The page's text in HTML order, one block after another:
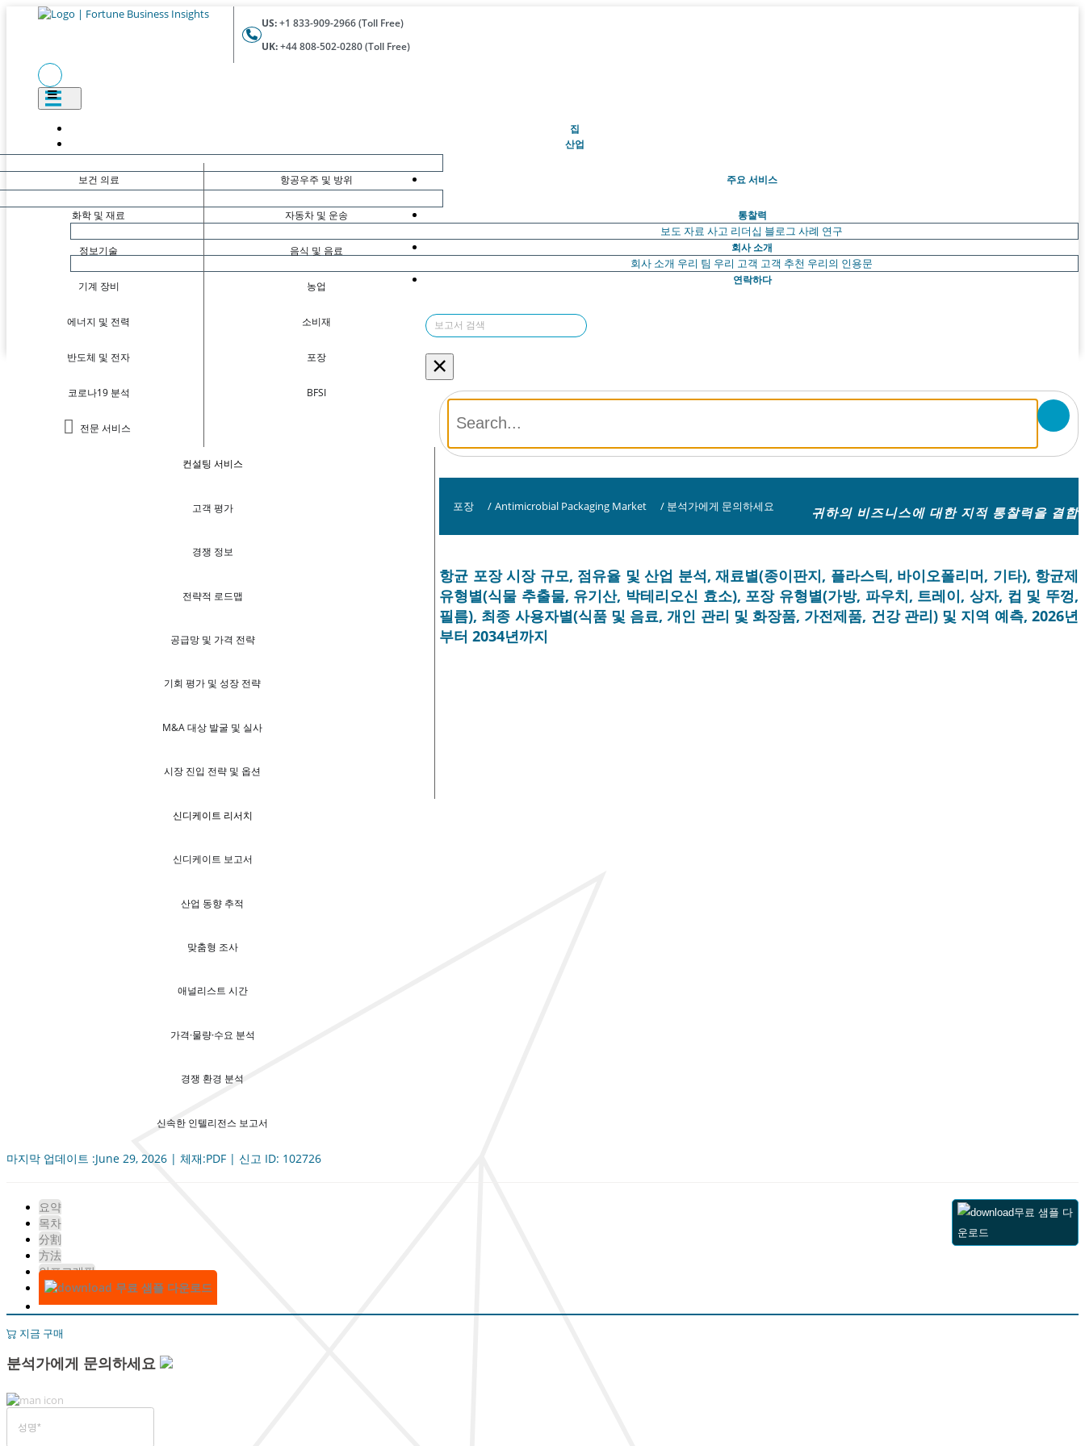
US:+1 833-909-2966 (Toll Free)
UK:+44 808-502-0280 (Toll Free)
집(현재의)
산업
보건 의료
화학 및 재료
정보기술
기계 장비
에너지 및 전력
반도체 및 전자
코로나19 분석
전문 서비스
항공우주 및 방위
자동차 및 운송
음식 및 음료
농업
소비재
포장
BFSI
주요 서비스
컨설팅 서비스
고객 평가
경쟁 정보
전략적 로드맵
공급망 및 가격 전략
기회 평가 및 성장 전략
M&A 대상 발굴 및 실사
시장 진입 전략 및 옵션
신디케이트 리서치
신디케이트 보고서
산업 동향 추적
맞춤형 조사
애널리스트 시간
가격·물량·수요 분석
경쟁 환경 분석
신속한 인텔리전스 보고서
통찰력
보도 자료 사고 리더십 블로그 사례 연구
회사 소개
회사 소개 우리 팀 우리 고객 고객 추천 우리의 인용문
연락하다
×
포장 / Antimicrobial Packaging Market / 분석가에게 문의하세요 귀하의 비즈니스에 대한 지적 통찰력을 결합
항균 포장 시장 규모, 점유율 및 산업 분석, 재료별(종이판지, 플라스틱, 바이오폴리머, 기타), 항균제
유형별(식물 추출물, 유기산, 박테리오신 효소), 포장 유형별(가방, 파우치, 트레이, 상자, 컵 및 뚜껑,
필름), 최종 사용자별(식품 및 음료, 개인 관리 및 화장품, 가전제품, 건강 관리) 및 지역 예측, 2026년
부터 2034년까지
마지막 업데이트 :June 29, 2026 | 체재:PDF | 신고 ID: 102726
요약
목차
分割
方法
인포그래픽
무료 샘플 다운로드
무료 샘플 다
운로드
지금 구매
분석가에게 문의하세요